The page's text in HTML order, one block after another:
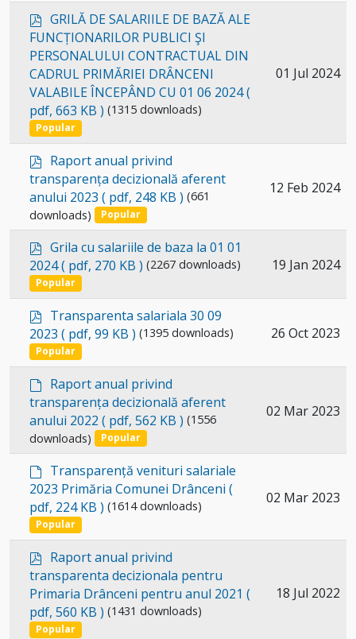
Select
an
item
p
d
f
GRILĂ DE SALARIILE DE BAZĂ ALE
FUNCȚIONARILOR PUBLICI ŞI
PERSONALULUI CONTRACTUAL DIN
CADRUL PRIMĂRIEI DRÂNCENI
VALABILE ÎNCEPÂND CU 01 06 2024(
pdf, 663 KB ) (1315 downloads)
Popular
01 Jul 2024
Select
item
p
d
f
Raport anual privind
transparența decizională aferent
anului 2023 ( pdf, 248 KB ) (661
downloads)
Popular
12 Feb 2024
Select
p
d
f
Grila cu salariile de baza la 01 01
2024( pdf, 270 KB ) (2267 downloads)
Popular
19 Jan 2024
Select
p
d
f
Transparenta salariala 30 09
2023 ( pdf, 99 KB ) (1395 downloads)
Popular
26 Oct 2023
Select
item
d
e
f
a
u
Raport anual privind
transparența decizională aferent
anului 2022 ( pdf, 562 KB ) (1556
downloads)
Popular
02 Mar 2023
Select
an
item
d
e
f
a
u
Transparență venituri salariale
2023 Primăria Comunei Drânceni (
pdf, 224 KB ) (1614 downloads)
Popular
02 Mar 2023
Select
item
p
d
f
Raport anual privind
transparenta decizionala pentru
Primaria Drânceni pentru anul 2021 (
pdf, 560 KB ) (1431 downloads)
Popular
18 Jul 2022